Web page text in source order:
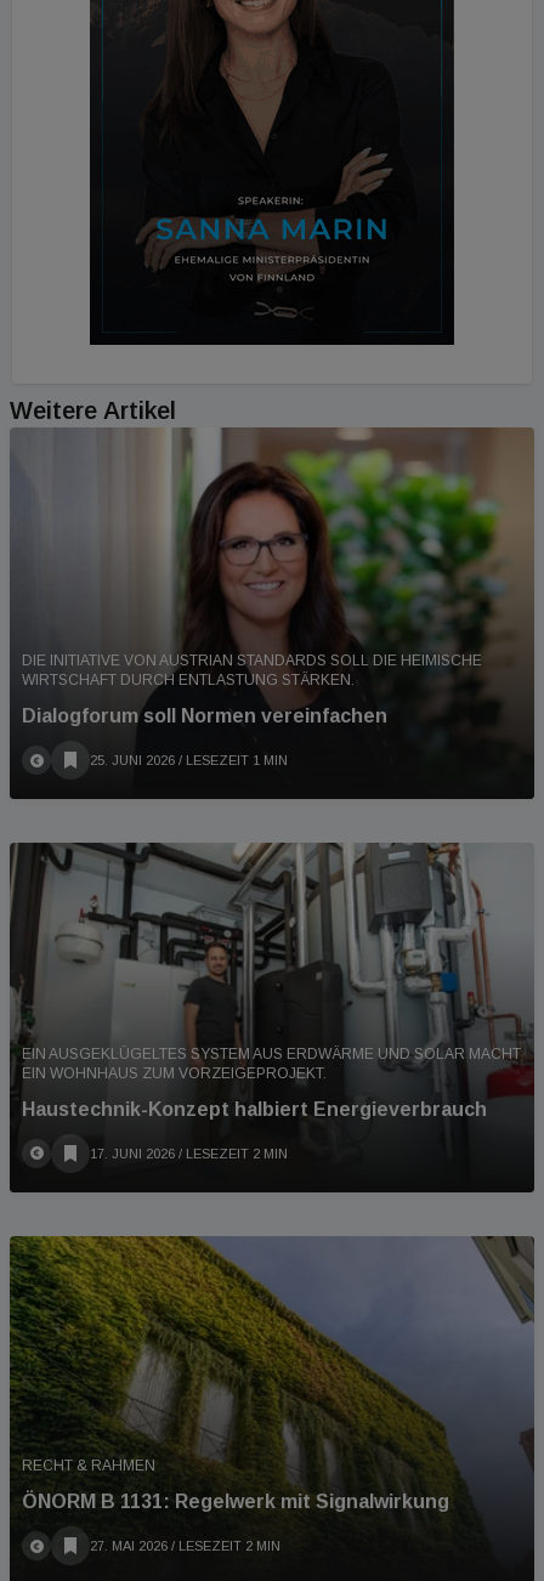
Weitere Artikel
DIE INITIATIVE VON AUSTRIAN STANDARDS SOLL DIE HEIMISCHE
WIRTSCHAFT DURCH ENTLASTUNG STÄRKEN.
Dialogforum soll Normen vereinfachen
25. JUNI 2026 / LESEZEIT 1 MIN
EIN AUSGEKLÜGELTES SYSTEM AUS ERDWÄRME UND SOLAR MACHT
EIN WOHNHAUS ZUM VORZEIGEPROJEKT.
Haustechnik-Konzept halbiert Energieverbrauch
17. JUNI 2026 / LESEZEIT 2 MIN
RECHT & RAHMEN
ÖNORM B 1131: Regelwerk mit Signalwirkung
27. MAI 2026 / LESEZEIT 2 MIN